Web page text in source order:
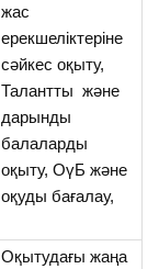
жас
ерекшеліктеріне
сәйкес оқыту,
Талантты және
дарынды
балаларды
оқыту, ОүБ және
оқуды бағалау,
Оқытудағы жаңа